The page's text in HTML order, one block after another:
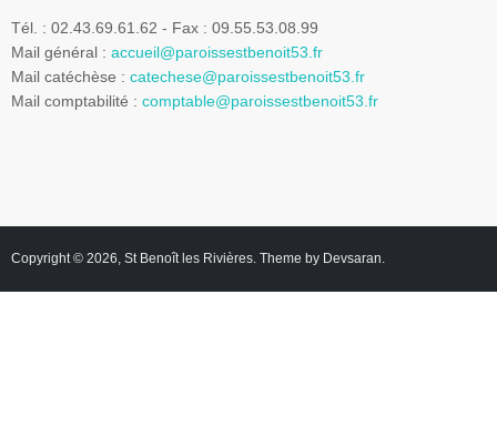
Tél. : 02.43.69.61.62 - Fax : 09.55.53.08.99
Mail général : accueil@paroissestbenoit53.fr
Mail catéchèse : catechese@paroissestbenoit53.fr
Mail comptabilité : comptable@paroissestbenoit53.fr
Copyright © 2026, St Benoît les Rivières. Theme by Devsaran.